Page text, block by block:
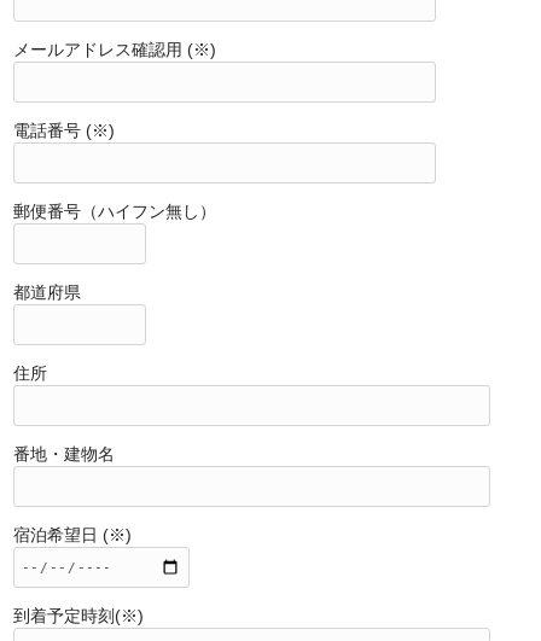
メールアドレス確認用 (※)
電話番号 (※)
郵便番号（ハイフン無し）
都道府県
住所
番地・建物名
宿泊希望日 (※)
到着予定時刻(※)